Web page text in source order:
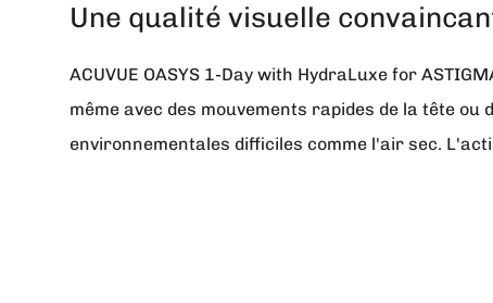
Une qualité visuelle
ACUVUE OASYS 1-Day with HydraLuxe for
même avec des mouvements rapides de la tête
environnementales difficiles comme l'air sec.